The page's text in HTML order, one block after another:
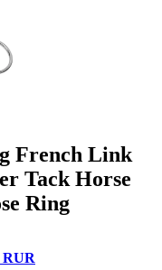
French Link
Tack Horse
Ring
RUR